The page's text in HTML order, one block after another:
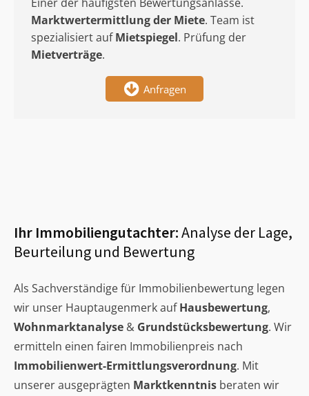
Marktwertermittlungder Miete. Team ist
spezialisiert aufMietspiegel. Prüfung der
Mietverträge.
Anfragen
Ihr Immobiliengutachter:Analyse der Lage,
Beurteilung und Bewertung
Als Sachverständige für Immobilienbewertung legen
wir unser Hauptaugenmerk aufHausbewertung,
Wohnmarktanalyse & Grundstücksbewertung. Wir
ermitteln einen fairen Immobilienpreis nach
Immobilienwert-Ermittlungsverordnung. Mit
unserer ausgeprägten Marktkenntnis beraten wir